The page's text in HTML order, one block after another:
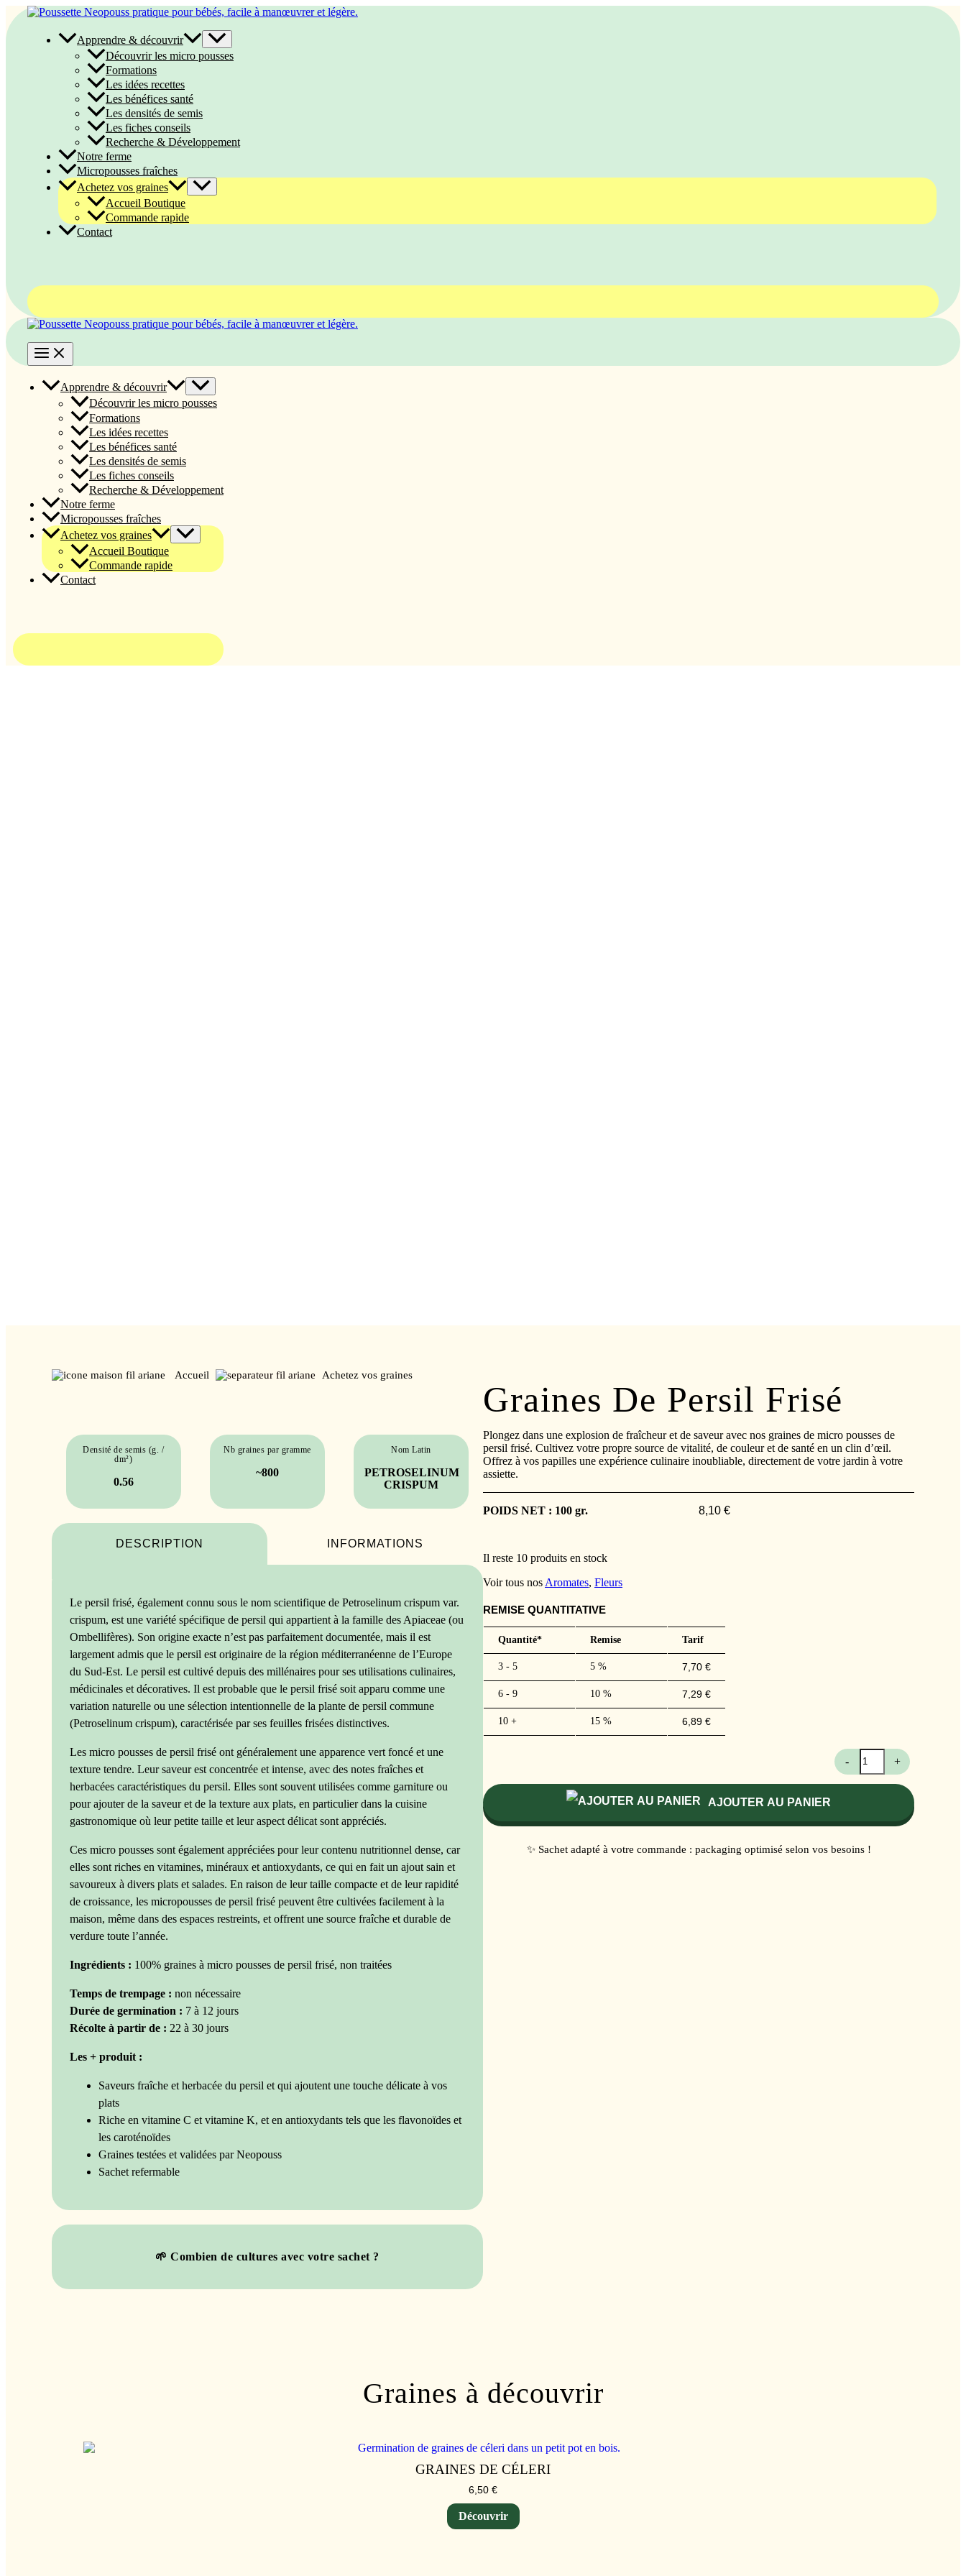
Aller
au
contenu
Apprendre & découvrir
Découvrir les micro pousses
Formations
Les idées recettes
Les bénéfices santé
Les densités de semis
Les fiches conseils
Recherche & Développement
Notre ferme
Micropousses fraîches
Achetez vos graines
Accueil Boutique
Commande rapide
Contact
Apprendre & découvrir
Découvrir les micro pousses
Formations
Les idées recettes
Les bénéfices santé
Les densités de semis
Les fiches conseils
Recherche & Développement
Notre ferme
Micropousses fraîches
Achetez vos graines
Accueil Boutique
Commande rapide
Contact
Accueil Achetez vos graines
Densité de semis (g. /
dm²)
0.56
Nb graines par gramme
~800
Nom Latin
PETROSELINUM
CRISPUM
DESCRIPTION INFORMATIONS
Le persil frisé, également connu sous le nom scientifique de Petroselinum crispum var.
crispum, est une variété spécifique de persil qui appartient à la famille des Apiaceae (ou
Ombellifères). Son origine exacte n’est pas parfaitement documentée, mais il est
largement admis que le persil est originaire de la région méditerranéenne de l’Europe
du Sud-Est. Le persil est cultivé depuis des millénaires pour ses utilisations culinaires,
médicinales et décoratives. Il est probable que le persil frisé soit apparu comme une
variation naturelle ou une sélection intentionnelle de la plante de persil commune
(Petroselinum crispum), caractérisée par ses feuilles frisées distinctives.
Les micro pousses de persil frisé ont généralement une apparence vert foncé et une
texture tendre. Leur saveur est concentrée et intense, avec des notes fraîches et
herbacées caractéristiques du persil. Elles sont souvent utilisées comme garniture ou
pour ajouter de la saveur et de la texture aux plats, en particulier dans la cuisine
gastronomique où leur petite taille et leur aspect délicat sont appréciés.
Ces micro pousses sont également appréciées pour leur contenu nutritionnel dense, car
elles sont riches en vitamines, minéraux et antioxydants, ce qui en fait un ajout sain et
savoureux à divers plats et salades. En raison de leur taille compacte et de leur rapidité
de croissance, les micropousses de persil frisé peuvent être cultivées facilement à la
maison, même dans des espaces restreints, et offrent une source fraîche et durable de
verdure toute l’année.
Ingrédients : 100% graines à micro pousses de persil frisé, non traitées
Temps de trempage : non nécessaire
Durée de germination : 7 à 12 jours
Récolte à partir de : 22 à 30 jours
Les + produit :
Saveurs fraîche et herbacée du persil et qui ajoutent une touche délicate à vos
plats
Riche en vitamine C et vitamine K, et en antioxydants tels que les flavonoïdes et
les caroténoïdes
Graines testées et validées par Neopouss
Sachet refermable
🌱 Combien de cultures avec votre sachet ?
Graines De Persil Frisé
Plongez dans une explosion de fraîcheur et de saveur avec nos graines de micro pousses de
persil frisé. Cultivez votre propre source de vitalité, de couleur et de santé en un clin d’œil.
Offrez à vos papilles une expérience culinaire inoubliable, directement de votre jardin à votre
assiette.
POIDS NET : 100 gr. 8,10 €
Il reste 10 produits en stock
Voir tous nos Aromates, Fleurs
REMISE QUANTITATIVE
Quantité* Remise Tarif
3 - 5 5 % 7,70 €
6 - 9 10 % 7,29 €
10 + 15 % 6,89 €
-
quantité
de
frisé
+
AJOUTER AU PANIER
✨ Sachet adapté à votre commande : packaging optimisé selon vos besoins !
Graines à découvrir
GRAINES DE CÉLERI
6,50 €
Découvrir